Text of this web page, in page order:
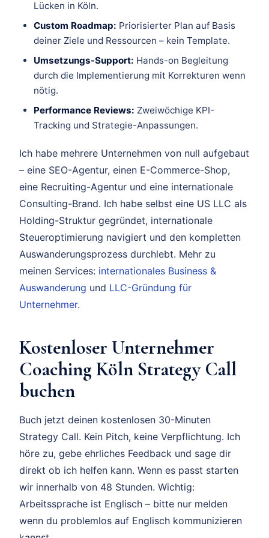
Lücken in Köln.
Custom Roadmap: Priorisierter Plan auf Basis
deiner Ziele und Ressourcen – kein Template.
Umsetzungs-Support: Hands-on Begleitung
durch die Implementierung mit Korrekturen wenn
nötig.
Performance Reviews: Zweiwöchige KPI-
Tracking und Strategie-Anpassungen.
Ich habe mehrere Unternehmen von null aufgebaut
– eine SEO-Agentur, einen E-Commerce-Shop,
eine Recruiting-Agentur und eine internationale
Consulting-Brand. Ich habe selbst eine US LLC als
Holding-Struktur gegründet, internationale
Steueroptimierung navigiert und den kompletten
Auswanderungsprozess durchlebt. Mehr zu
meinen Services: internationales Business &
Auswanderung und LLC-Gründung für
Unternehmer.
Kostenloser Unternehmer
Coaching Köln Strategy Call
buchen
Buch jetzt deinen kostenlosen 30-Minuten
Strategy Call. Kein Pitch, keine Verpflichtung. Ich
höre zu, gebe ehrliches Feedback und sage dir
direkt ob ich helfen kann. Wenn es passt starten
wir innerhalb von 48 Stunden. Wichtig:
Arbeitssprache ist Englisch – bitte nur melden
wenn du problemlos auf Englisch kommunizieren